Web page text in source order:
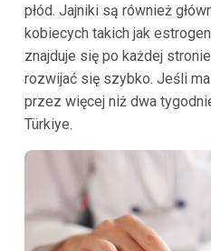
płód. Jajniki są również
kobiecych takich jak
znajduje się po każdej
rozwijać się szybko. Jeśli
przez więcej niż dwa
Türkiye.